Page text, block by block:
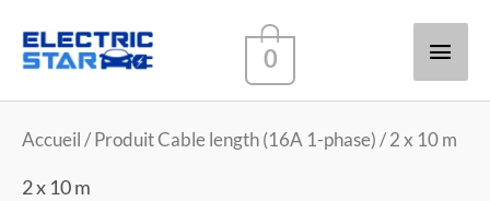
0
Accueil / Produit Cable length (16A 1-phase) / 2 x 10 m
2 x 10 m